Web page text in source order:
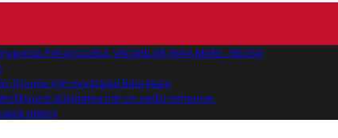
PASAJ CLUBUL VĂCARILOR (BAIA MARE - RECEA)
10 iunie și în municipiul Baia Mare
activitatea într-un sediu temporar.
cititorii